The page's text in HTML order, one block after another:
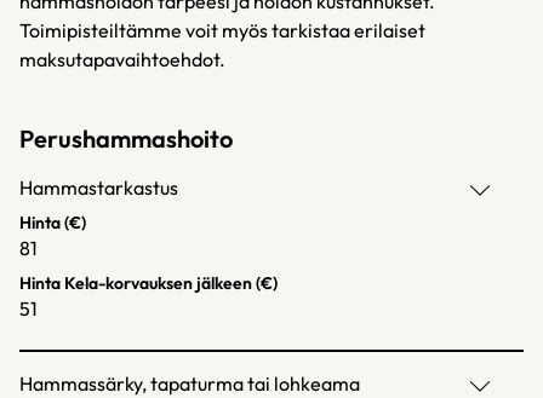
Toimipisteiltämme voit myös tarkistaa erilaiset
maksutapavaihtoehdot.
Perushammashoito
Hammastarkastus
Hinta (€)
81
Hinta Kela-korvauksen jälkeen (€)
51
Hammassärky, tapaturma tai lohkeama